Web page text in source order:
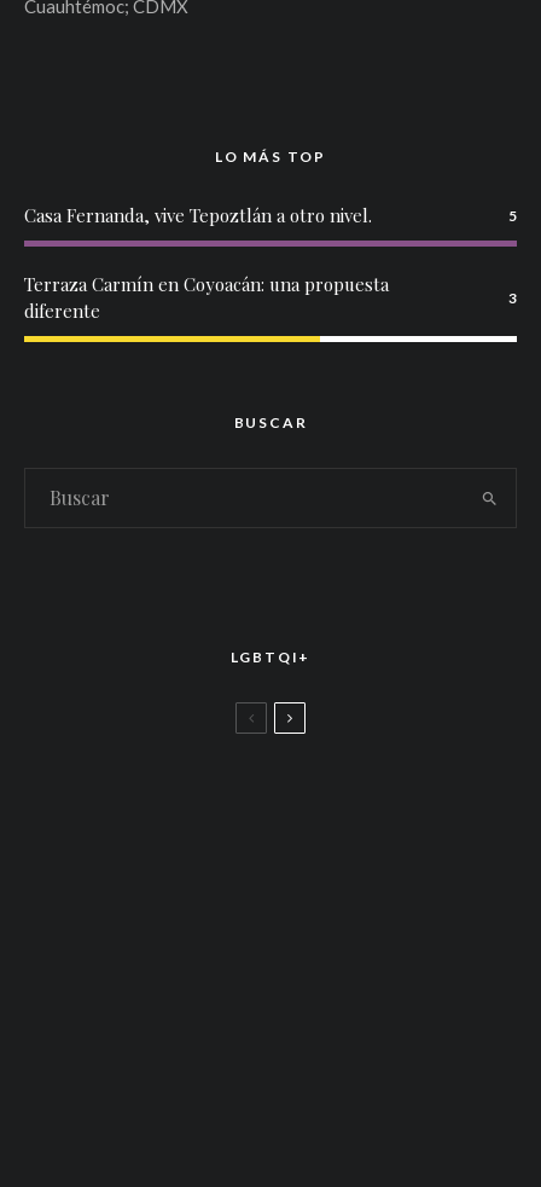
Cuauhtémoc; CDMX
LO MÁS TOP
Casa Fernanda, vive Tepoztlán a otro nivel. 5
Terraza Carmín en Coyoacán: una propuesta
diferente
3
BUSCAR
LGBTQI+